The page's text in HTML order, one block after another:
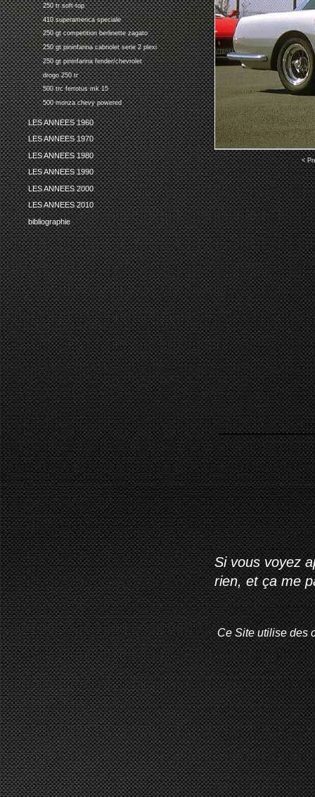
250 tr soft-top
410 superamerica speciale
250 gt competition berlinette zagato
250 gt pininfarina cabriolet serie 2 plexi
250 gt pininfarina fender/chevrolet
drogo 250 tr
500 trc ferrotus mk 15
500 monza chevy powered
LES ANNEES 1960
LES ANNEES 1970
LES ANNEES 1980
LES ANNEES 1990
LES ANNEES 2000
LES ANNEES 2010
bibliographie
<
Si vous voyez
rien, et ça me
Ce Site utilise des